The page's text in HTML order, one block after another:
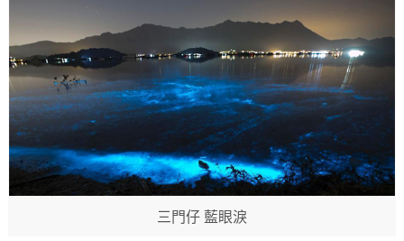
三門仔 藍眼淚